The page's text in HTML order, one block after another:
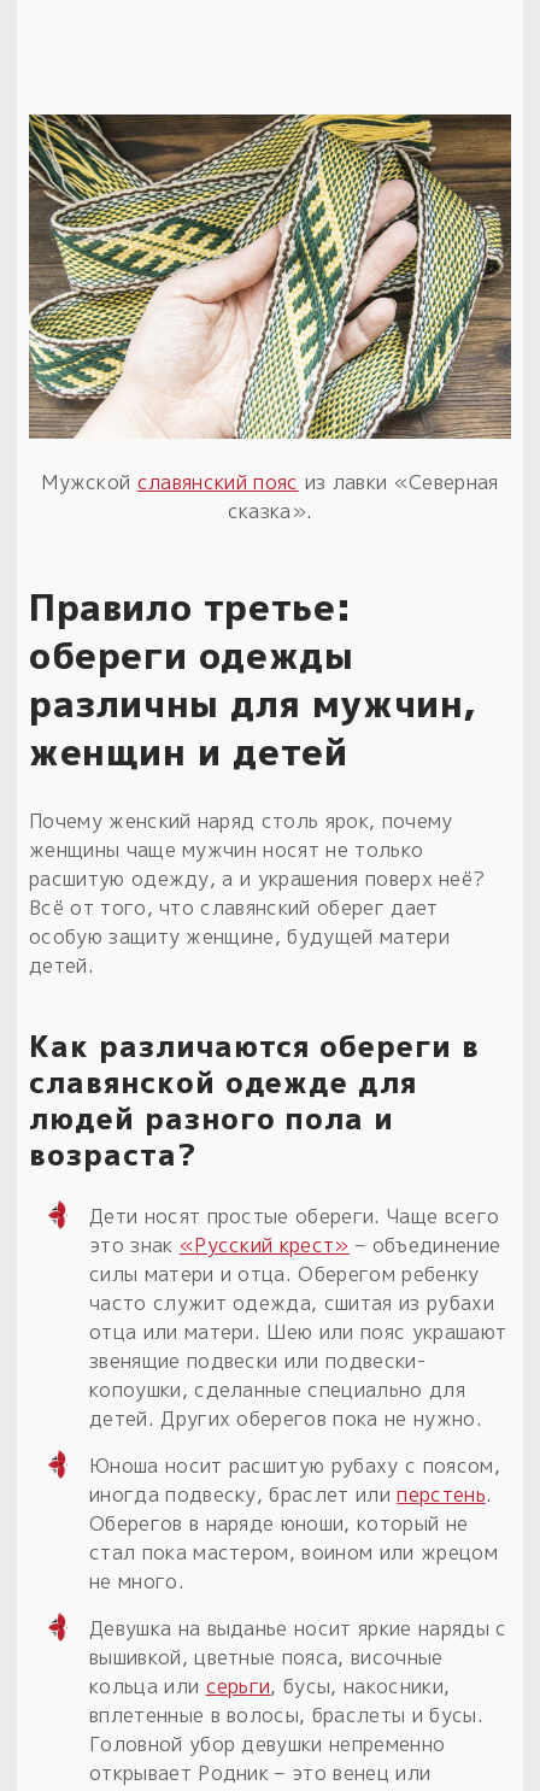
Мужской славянский пояс из лавки «Северная
сказка».
Правило третье:
обереги одежды
различны для мужчин,
женщин и детей
Почему женский наряд столь ярок, почему
женщины чаще мужчин носят не только
расшитую одежду, а и украшения поверх неё?
Всё от того, что славянский оберег дает
особую защиту женщине, будущей матери
детей.
Как различаются обереги в
славянской одежде для
людей разного пола и
возраста?
Дети носят простые обереги. Чаще всего
это знак «Русский крест» – объединение
силы матери и отца. Оберегом ребенку
часто служит одежда, сшитая из рубахи
отца или матери. Шею или пояс украшают
звенящие подвески или подвески-
копоушки, сделанные специально для
детей. Других оберегов пока не нужно.
Юноша носит расшитую рубаху с поясом,
иногда подвеску, браслет илиперстень.
Оберегов в наряде юноши, который не
стал пока мастером, воином или жрецом
не много.
Девушка на выданье носит яркие наряды с
вышивкой, цветные пояса, височные
кольца или серьги, бусы, накосники,
вплетенные в волосы, браслеты и бусы.
Головной убор девушки непременно
открывает Родник – это венец или